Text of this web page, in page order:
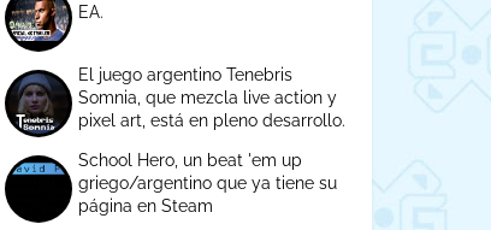
EA.
El juego argentino Tenebris
Somnia, que mezcla live action y
pixel art, está en pleno desarrollo.
School Hero, un beat 'em up
griego/argentino que ya tiene su
página en Steam